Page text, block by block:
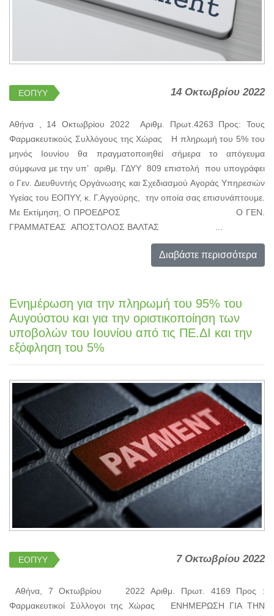
ΕΟΠΥΥ 14 Οκτωβρίου 2022
Αθήνα , 14 Οκτωβρίου 2022 Αριθμ. Πρωτ.4263 Προς: Τους
Φαρμακευτικούς Συλλόγους της Χώρας H πληρωμή του 5% του
μηνός Ιουνίου θα πραγματοποιηθεί σήμερα το απόγευμα
σύμφωνα με την υπ’ αριθμ. ΓΔΥΥ 809 επιστολή που υπογράφει
ο Γεν. Διευθυντής Οργάνωσης και Σχεδιασμού Αγοράς Υπηρεσιών
Υγείας του ΕΟΠΥΥ, κ. Γ.Αγγούρης, την οποία σας επισυνάπτουμε.
Με Εκτίμηση, Ο ΠΡΟΕΔΡΟΣ Ο ΓΕΝ.
ΓΡΑΜΜΑΤΕΑΣ ΑΠΟΣΤΟΛΟΣ ΒΑΛΤΑΣ ...
Διαβάστε περισσότερα
Ενημέρωση για την πληρωμή του 95% του
Αυγούστου και για την οριστικοποίηση των
υποβολών του Ιουνίου από τις ΠΕ.ΔΙ και την
εξόφληση του 5%
ΕΟΠΥΥ 7 Οκτωβρίου 2022
Αθήνα, 7 Οκτωβρίου 2022 Αριθμ. Πρωτ. 4169 Προς :
Φαρμακευτικοί Σύλλογοι της Χώρας ΕΝΗΜΕΡΩΣΗ ΓΙΑ ΤΗΝ